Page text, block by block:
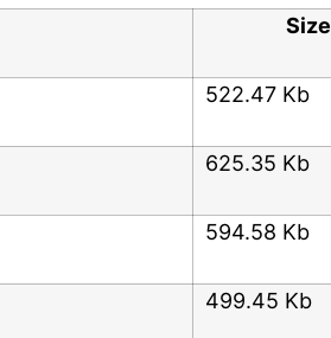
Size
522.47 Kb
625.35 Kb
594.58 Kb
499.45 Kb